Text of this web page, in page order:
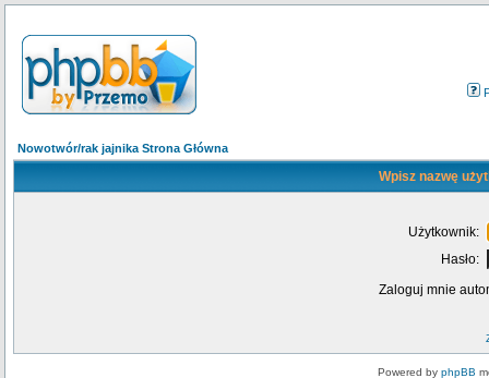
Nowotwór/rak jajnika Strona Główna
Wpisz nazwę
Użytkownik:
Hasło:
Zaloguj mnie
Powered by phpBB